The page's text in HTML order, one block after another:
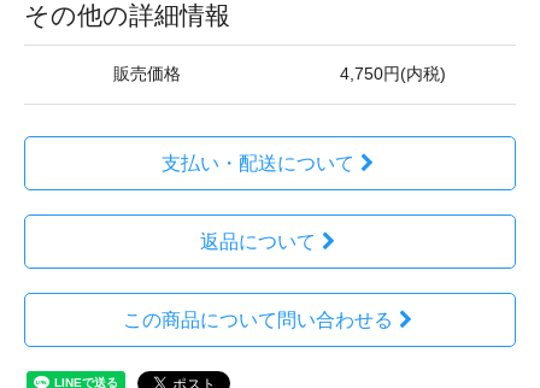
その他の詳細情報
販売価格 4,750円(内税)
支払い・配送について
返品について
この商品について問い合わせる